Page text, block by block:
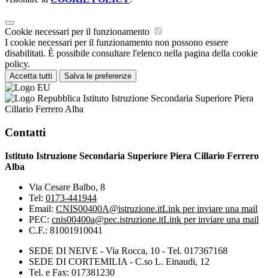
Cookie necessari per il funzionamento
I cookie necessari per il funzionamento non possono essere
disabilitati. È possibile consultare l'elenco nella pagina della cookie
policy.
Accetta tutti Salva le preferenze
Istituto Istruzione Secondaria Superiore Piera
Cillario Ferrero Alba
Contatti
Istituto Istruzione Secondaria Superiore Piera Cillario Ferrero
Alba
Via Cesare Balbo, 8
Tel: 0173-441944
Email: CNIS00400A@istruzione.itLink per inviare una mail
PEC: cnis00400a@pec.istruzione.itLink per inviare una mail
C.F.: 81001910041
SEDE DI NEIVE - Via Rocca, 10 - Tel. 017367168
SEDE DI CORTEMILIA - C.so L. Einaudi, 12
Tel. e Fax: 017381230